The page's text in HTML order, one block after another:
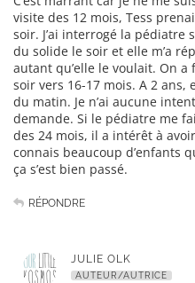
visite des 12 mois, Tess
soir. J’ai interrogé la
du solide le soir et elle m’a
autant qu’elle le voulait. On
soir vers 16-17 mois. A 2
du matin. Je n’ai aucune
demande. Si le pédiatre me
des 24 mois, il a intérêt à
connais beaucoup d’enfants
ça s’est bien passé.
RÉPONDRE
JULIE OLK
AUTEUR/AUTRICE